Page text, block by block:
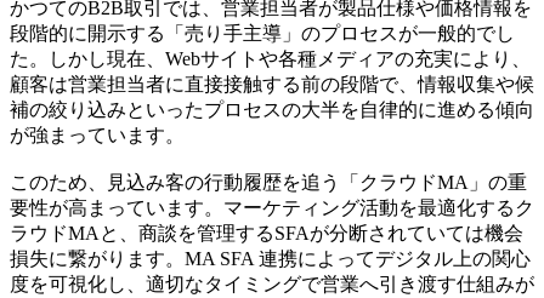
かつてのB2B取引では、営業担当者が製品仕様や価格情報を
段階的に開示する「売り手主導」のプロセスが一般的でし
た。しかし現在、Webサイトや各種メディアの充実により、
顧客は営業担当者に直接接触する前の段階で、情報収集や候
補の絞り込みといったプロセスの大半を自律的に進める傾向
が強まっています。
このため、見込み客の行動履歴を追う「クラウドMA」の重
要性が高まっています。マーケティング活動を最適化するク
ラウドMAと、商談を管理するSFAが分断されていては機会
損失に繋がります。 MA SFA 連携によってデジタル上の関心
度を可視化し、適切なタイミングで営業へ引き渡す仕組みが